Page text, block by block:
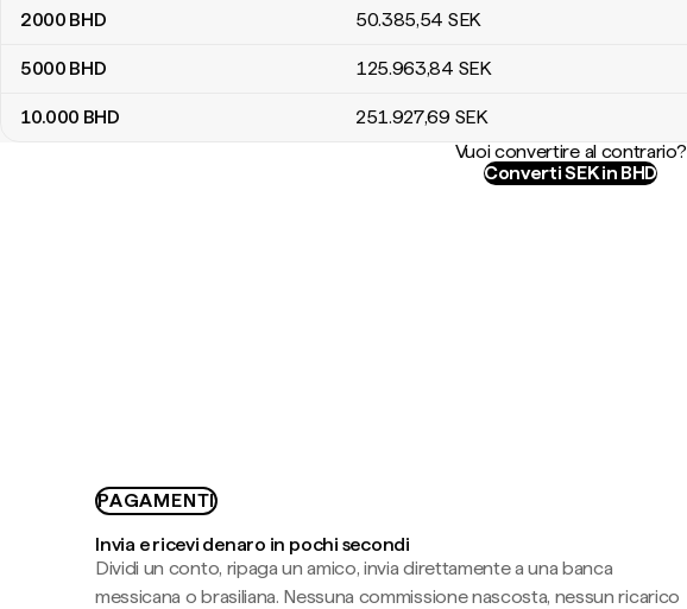
2000 BHD 50.385,54 SEK
5000 BHD 125.963,84 SEK
10.000 BHD 251.927,69 SEK
Vuoi convertire al contrario?
Converti SEK in BHD
PAGAMENTI
Invia e ricevi denaro in pochi secondi
Dividi un conto, ripaga un amico, invia direttamente a una banca
messicana o brasiliana. Nessuna commissione nascosta, nessun ricarico